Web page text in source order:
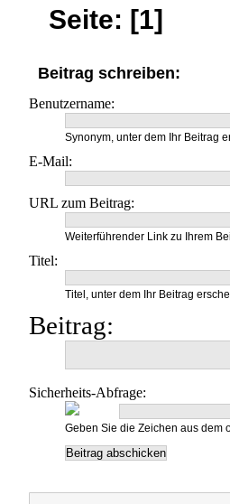
Seite: [1]
Beitrag schreiben:
Benutzername:
Synonym, unter dem Ihr Beitrag
E-Mail:
URL zum Beitrag:
Weiterführender Link zu Ihrem
Titel:
Titel, unter dem Ihr Beitrag
Beitrag:
Sicherheits-Abfrage:
Geben Sie die Zeichen aus dem